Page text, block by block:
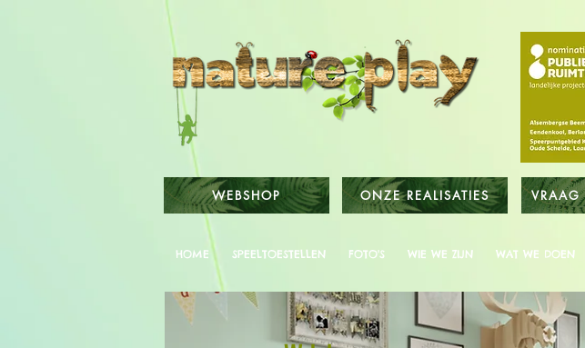
WEBSHOP ONZE REALISATIES VRAAG
HOME SPEELTOESTELLEN FOTO'S WIE WE ZIJN WAT WE DOEN